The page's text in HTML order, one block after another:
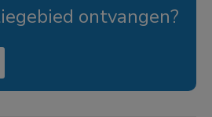
ontvangen?